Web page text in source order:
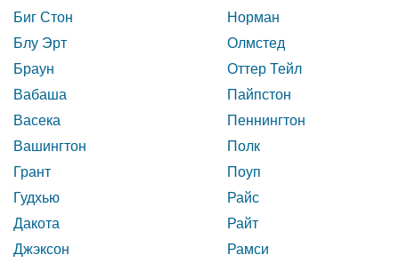
Биг Стон
Блу Эрт
Браун
Вабаша
Васека
Вашингтон
Грант
Гудхью
Дакота
Джэксон
Норман
Олмстед
Оттер Тейл
Пайпстон
Пеннингтон
Полк
Поуп
Райс
Райт
Рамси